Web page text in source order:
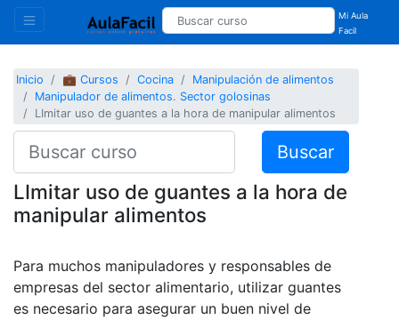
Mi Aula
Facil
Inicio 💼 Cursos Cocina
Manipulación de alimentos
Manipulador de alimentos. Sector golosinas
LImitar uso de guantes a la hora de manipular alimentos
Buscar
LImitar uso de guantes a la hora de
manipular alimentos
Para muchos manipuladores y responsables de
empresas del sector alimentario, utilizar guantes
es necesario para asegurar un buen nivel de